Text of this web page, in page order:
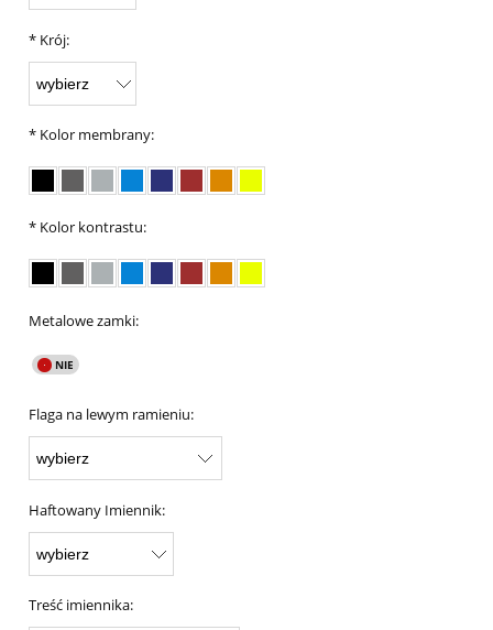
* Krój:
* Kolor membrany:
* Kolor kontrastu:
Metalowe zamki:
Flaga na lewym ramieniu:
Haftowany Imiennik:
Treść imiennika: